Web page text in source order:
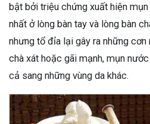
bật bởi triệu chứng xuất hiện
nhất ở lòng bàn tay và lòng bàn
nhưng tổ đỉa lại gây ra những cơn
chà xát hoặc gãi mạnh, mụn
cả sang những vùng da khác.